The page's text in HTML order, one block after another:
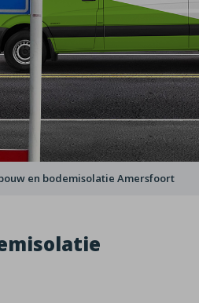
en bodemisolatie Amersfoort